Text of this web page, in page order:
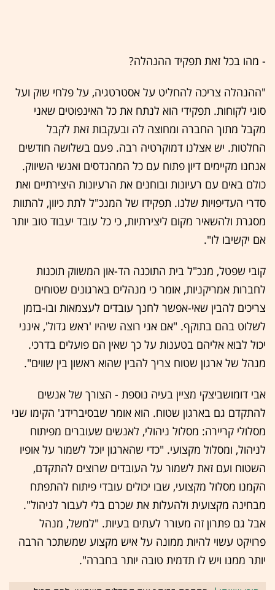
- מהו בכל זאת תפקיד ההנהלה?
"ההנהלה צריכה להחליט על אסטרטגיה, על פלחי שוק ועל
סוגי לקוחות. תפקידי הוא לנתח את כל האינפוטים שאני
מקבל מתוך החברה ומחוצה לה ובעקבות זאת לקבל
החלטות. יש אצלנו דמוקרטיה רבה. פעם בשלושה חודשים
אנחנו מקיימים דיון פתוח עם כל המהנדסים ואנשי השיווק.
כולם באים עם רעיונות ובוחנים את הרעיונות היצירתיים ואת
סדרי העדיפויות שלנו. תפקידו של המנכ"ל לתת כיוון, להתוות
מסגרת ולהשאיר מקום ליצירתיות, כי כל עובד יעבוד טוב יותר
אם יקשיבו לו".
קובי שפטל, מנכ"ל בית התוכנה הד-און המשווק תוכנות
לחברות אמריקניות, אומר כי מנהלים בארגונים שטוחים
צריכים להבין שאי-אפשר לחנך עובדים לעצמאות ובו-בזמן
לשלוט בהם בתוקף. "אם אני רוצה שיהיו 'ראש גדול', אינני
יכול לבוא אליהם בטענות על כך שאין הם פועלים בדרכי.
מנהל של ארגון שטוח צריך להבין שהוא ראשון בין שווים".
אבי דומושביצקי מציין בעיה נוספת - הצורך של אנשים
להתקדם גם בארגון שטוח. הוא אומר שבסיברידג' הקימו שני
מסלולי קריירה: מסלול ניהולי, לאנשים שעוברים מפיתוח
לניהול, ומסלול מקצועי. "כדי שהארגון יוכל לשמור על אופיו
השטוח ועם זאת לשמור על העובדים שרוצים להתקדם,
הקמנו מסלול מקצועי, שבו יכולים עובדי פיתוח להתפתח
מבחינה מקצועית ולהעלות את שכרם בלי לעבור לניהול".
אבל גם פתרון זה מעורר לעתים בעיות. "למשל, מנהל
פרויקט עשוי להיות ממונה על איש מקצוע שמשתכר הרבה
יותר ממנו ויש לו תדמית טובה יותר בחברה".